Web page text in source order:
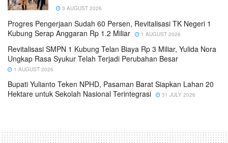
3 AUGUST 2026
Progres Pengerjaan Sudah 60 Persen, Revitalisasi TK Negeri 1
Kubung Serap Anggaran Rp 1.2 Miliar
1 AUGUST 2026
Revitalisasi SMPN 1 Kubung Telan Biaya Rp 3 Miliar, Yulida Nora
Ungkap Rasa Syukur Telah Terjadi Perubahan Besar
1 AUGUST 2026
Bupati Yulianto Teken NPHD, Pasaman Barat Siapkan Lahan 20
Hektare untuk Sekolah Nasional Terintegrasi
31 JULY 2026